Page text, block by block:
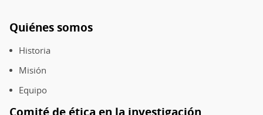
Pie
de
página
Quiénes somos
Historia
Misión
Equipo
Comité de ética en la investigación